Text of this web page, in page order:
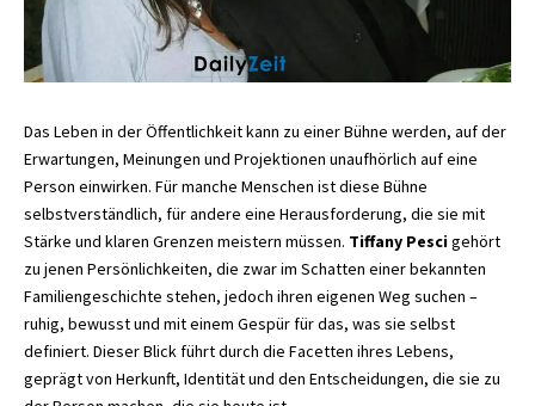
Das Leben in der Öffentlichkeit kann zu einer Bühne werden, auf der
Erwartungen, Meinungen und Projektionen unaufhörlich auf eine
Person einwirken. Für manche Menschen ist diese Bühne
selbstverständlich, für andere eine Herausforderung, die sie mit
Stärke und klaren Grenzen meistern müssen. Tiffany Pescigehört
zu jenen Persönlichkeiten, die zwar im Schatten einer bekannten
Familiengeschichte stehen, jedoch ihren eigenen Weg suchen –
ruhig, bewusst und mit einem Gespür für das, was sie selbst
definiert. Dieser Blick führt durch die Facetten ihres Lebens,
geprägt von Herkunft, Identität und den Entscheidungen, die sie zu